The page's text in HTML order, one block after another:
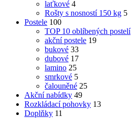
laťkové 4
Rošty s nosností 150 kg 5
Postele 100
TOP 10 oblíbených postelí
akční postele 19
bukové 33
dubové 17
lamino 25
smrkové 5
čalouněné 25
Akční nabídky 49
Rozkládací pohovky 13
Doplňky 11